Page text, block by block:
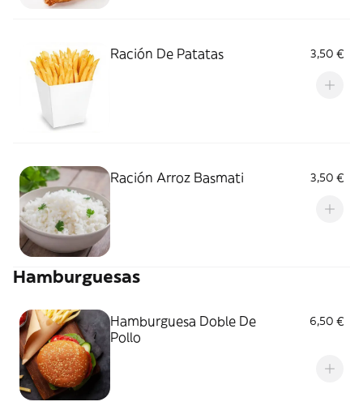
Ración De Patatas 3,50 €
Ración Arroz Basmati 3,50 €
Hamburguesas
Hamburguesa Doble De
Pollo
6,50 €